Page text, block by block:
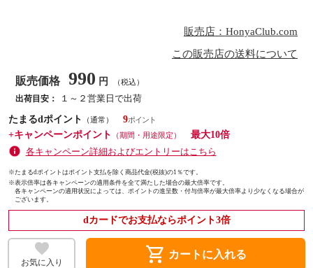
販売店：HonyaClub.com
この販売店の送料について
販売価格 990 円 （税込）
出荷目安：
１～２営業日で出荷
たまるdポイント
（通常）
9
+キャンペーンポイント
（期間・用途限定）
最大10倍
各キャンペーン詳細およびエントリーはこちら
※たまるdポイントはポイント支払を除く商品代金(税抜)の1％です。
※表示倍率は各キャンペーンの適用条件を全て満たした場合の最大倍率です。
各キャンペーンの適用状況によっては、ポイントの進呈数・付与倍率が最大倍率より少なくなる場合が
ございます。
dカードでお支払ならポイント3倍
お気に入り shopping_cart カートに入れる